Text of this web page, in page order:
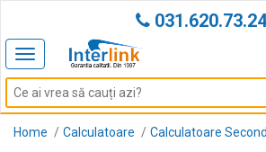
031.620.73.24
Toggle
navigation
Home Calculatoare Calculatoare